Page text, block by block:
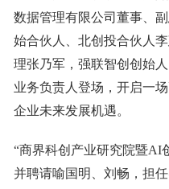
数据管理有限公司董事、
始合伙人、北创投合伙人
理张乃军，强联智创创始
业务负责人登场，开启一
企业未来发展机遇。
“商界科创产业研究院暨AI
并聘请喻国明、刘畅，担